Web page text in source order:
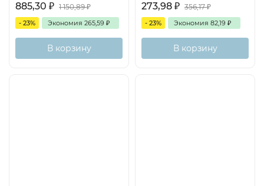
885,30 ₽ 1 150,89₽
- 23% Экономия 265,59 ₽
В корзину
273,98 ₽ 356,17₽
- 23% Экономия 82,19 ₽
В корзину